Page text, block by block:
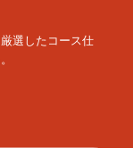
選したコース仕